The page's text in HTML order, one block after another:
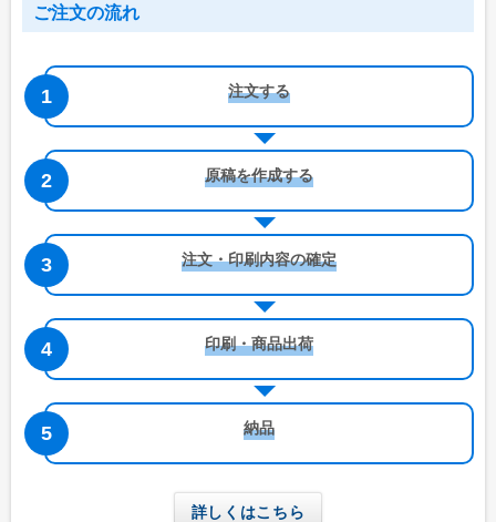
ご注文の流れ
注文する
原稿を作成する
注文・印刷内容の確定
印刷・商品出荷
納品
詳しくはこちら